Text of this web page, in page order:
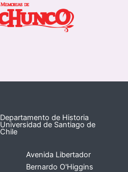
Departamento de Historia
Universidad de Santiago de
Chile
Avenida Libertador
Bernardo O'Higgins